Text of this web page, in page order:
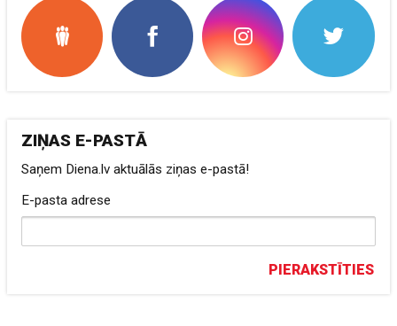
ZIŅAS E-PASTĀ
Saņem Diena.lv aktuālās ziņas e-pastā!
E-pasta adrese
PIERAKSTĪTIES